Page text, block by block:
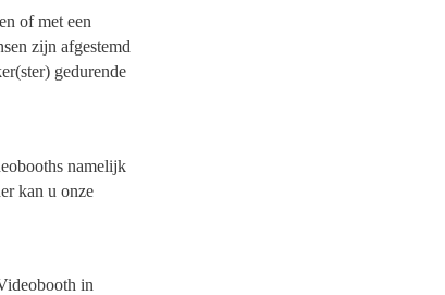
of met een
zijn afgestemd
gedurende
namelijk
kan u onze
in